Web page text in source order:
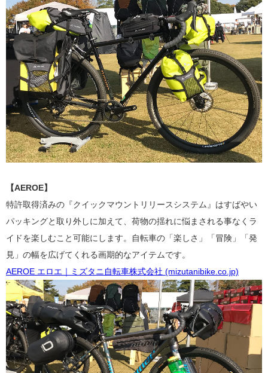
【AEROE】
特許取得済みの『クイックマウントリリースシステム』はすばやい
パッキングと取り外しに加えて、荷物の揺れに悩まされる事なくラ
イドを楽しむこと可能にします。自転車の「楽しさ」「冒険」「発
見」の幅を広げてくれる画期的なアイテムです。
AEROE エロエ｜ミズタニ自転車株式会社 (mizutanibike.co.jp)